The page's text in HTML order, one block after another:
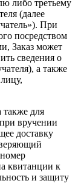
либо третьему
(далее
При
посредством
Заказ может
сведения о
а также
также для
вручении
доставку
квитанции к
и защиту